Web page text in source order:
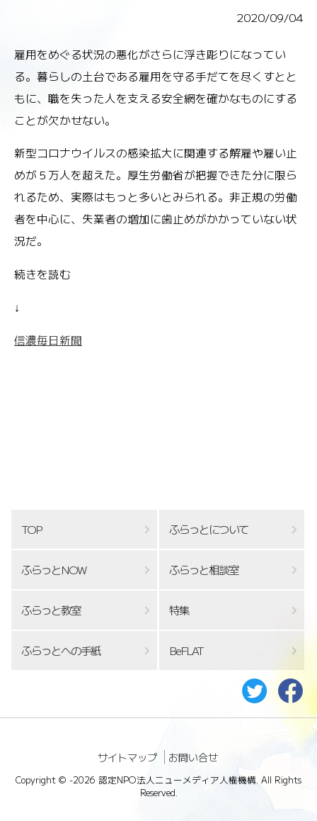
2020/09/04
雇用をめぐる状況の悪化がさらに浮き彫りになってい
る。暮らしの土台である雇用を守る手だてを尽くすとと
もに、職を失った人を支える安全網を確かなものにする
ことが欠かせない。
新型コロナウイルスの感染拡大に関連する解雇や雇い止
めが５万人を超えた。厚生労働省が把握できた分に限ら
れるため、実際はもっと多いとみられる。非正規の労働
者を中心に、失業者の増加に歯止めがかかっていない状
況だ。
続きを読む
↓
信濃毎日新聞
TOP ふらっとについて
ふらっとNOW ふらっと相談室
ふらっと教室 特集
ふらっとへの手紙 BeFLAT
サイトマップ お問い合せ
Copyright © -2026 認定NPO法人ニューメディア人権機構. All Rights
Reserved.